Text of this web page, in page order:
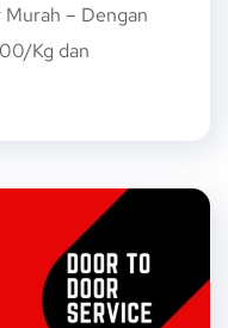
– Dengan
Kg dan